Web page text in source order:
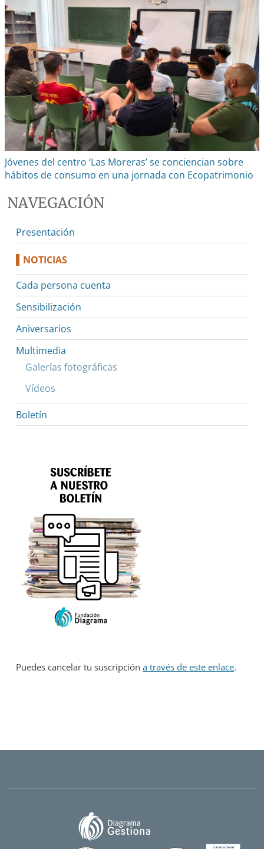
Jóvenes del centro ‘Las Moreras’ se conciencian sobre
hábitos de consumo en una jornada con Ecopatrimonio
NAVEGACIÓN
Presentación
NOTICIAS
Cada persona cuenta
Sensibilización
Aniversarios
Multimedia
Galerías fotográficas
Vídeos
Boletín
Puedes cancelar tu suscripción a través de este enlace.